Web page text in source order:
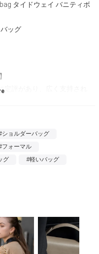
タイドウェイ バニティボ
ッグ
定評があり、広く支持され
そして、レザー断面、床面
がアクセントに。クラフト
せる珍しい仕様で、まるで
ークさ。大きく開くので、
ショルダーバッグ
フォーマル
グ
#軽いバッグ